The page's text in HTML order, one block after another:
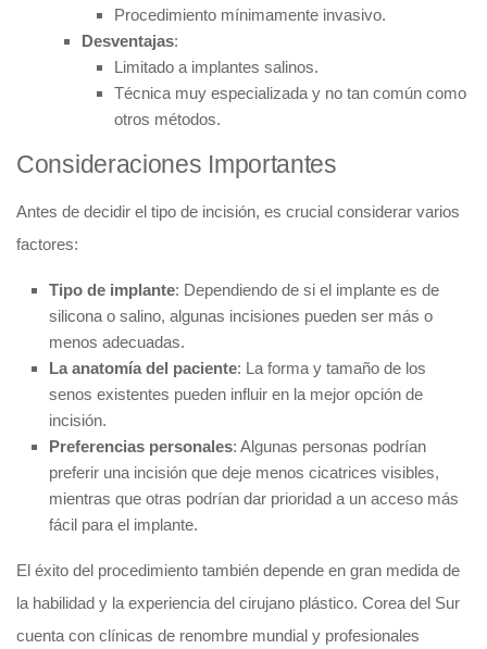
Procedimiento mínimamente invasivo.
Desventajas:
Limitado a implantes salinos.
Técnica muy especializada y no tan común como
otros métodos.
Consideraciones Importantes
Antes de decidir el tipo de incisión, es crucial considerar varios
factores:
Tipo de implante: Dependiendo de si el implante es de
silicona o salino, algunas incisiones pueden ser más o
menos adecuadas.
La anatomía del paciente: La forma y tamaño de los
senos existentes pueden influir en la mejor opción de
incisión.
Preferencias personales: Algunas personas podrían
preferir una incisión que deje menos cicatrices visibles,
mientras que otras podrían dar prioridad a un acceso más
fácil para el implante.
El éxito del procedimiento también depende en gran medida de
la habilidad y la experiencia del cirujano plástico. Corea del Sur
cuenta con clínicas de renombre mundial y profesionales